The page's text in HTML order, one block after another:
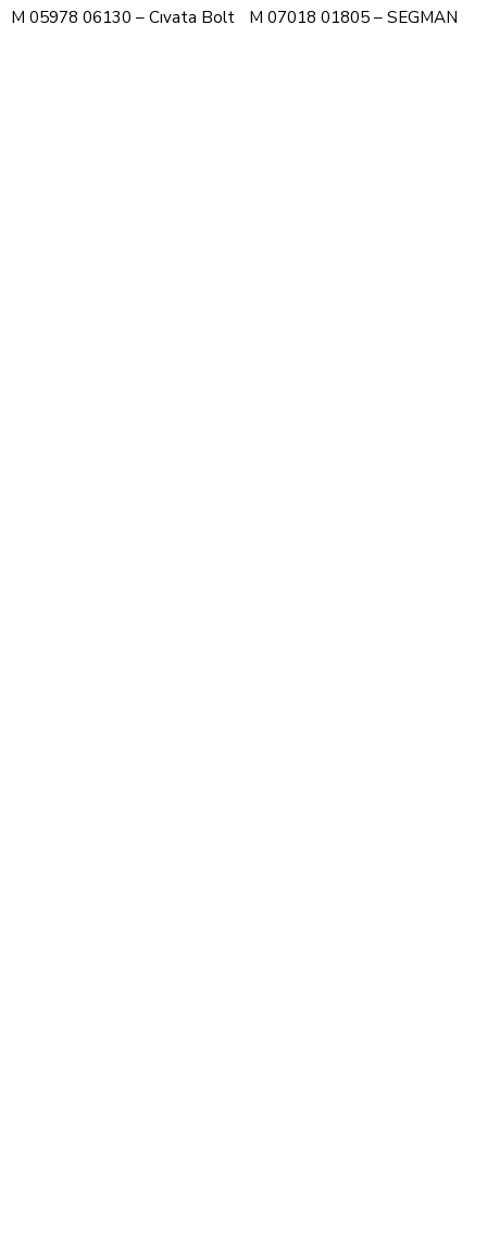
M 05978 06130 – Cıvata Bolt
M 07018 01805 – SEGMAN